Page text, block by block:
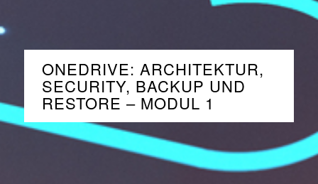
ONEDRIVE: ARCHITEKTUR,
SECURITY, BACKUP UND
RESTORE – MODUL 1